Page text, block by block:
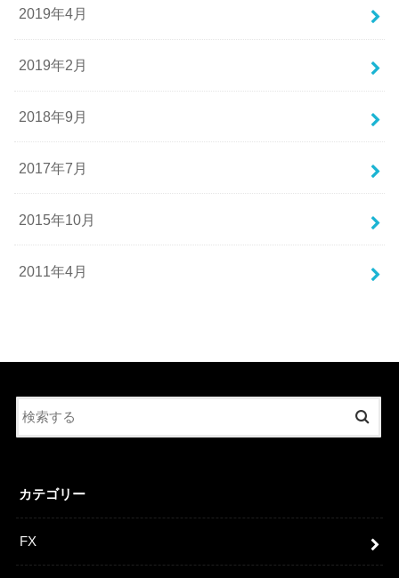
2019年4月
2019年2月
2018年9月
2017年7月
2015年10月
2011年4月
カテゴリー
FX